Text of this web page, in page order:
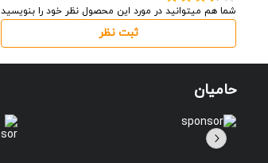
شما هم میتوانید در مورد این محصول نظر خود را بنویسید
ثبت نظر
حامیان